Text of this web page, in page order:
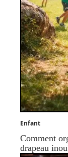
Enfant
Comment
drapeau